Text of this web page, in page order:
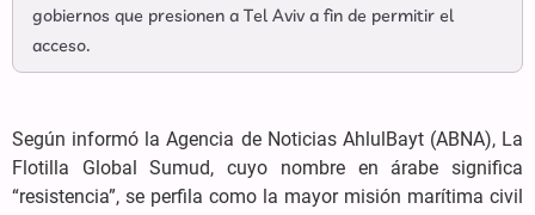
gobiernos que presionen a Tel Aviv a fin de permitir el
acceso.
Según informó la Agencia de Noticias AhlulBayt (ABNA), La
Flotilla Global Sumud, cuyo nombre en árabe significa
“resistencia”, se perfila como la mayor misión marítima civil